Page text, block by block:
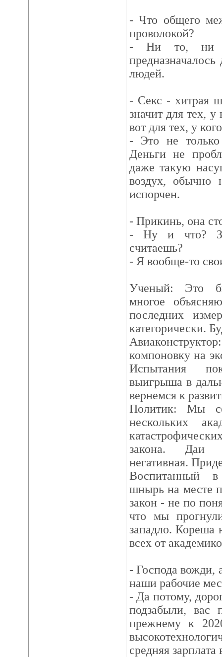
- Что общего
проволокой?
- Ни то, ни
людей.
- Секс - хитрая
значит для тех,
вот для тех, у
- Это не
Деньги не
даже такую
воздух, обычно
испорчен.
- Прикинь, она
- Ну и что?
считаешь?
- Я вообще-то
Ученый: Это
многое
последних
категорически.
компоновку на
Испытания
выигрыша в
вернемся к
Политик: Мы
нескольких
закона. Даи
негативная.
Воспитанный в
шнырь на месте
закон - не по
что мы
западло. Кореша
всех от
- Господа вожди,
наши рабочие
- Да потому,
подзабыли,
прежнему к
средняя